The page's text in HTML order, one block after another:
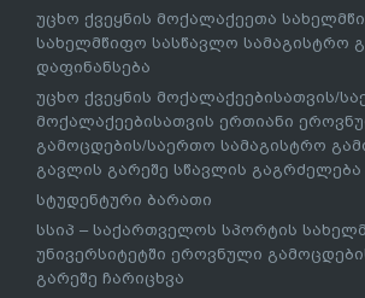
უცხო ქვეყნის მოქალაქეეთა
სახელმწიფო სასწავლო სამაგისტრო
დაფინანსება
უცხო ქვეყნის მოქალაქეებისათვის/
მოქალაქეებისათვის ერთიანი
გამოცდების/საერთო სამაგისტრო
გავლის გარეშე სწავლის გაგრძელება
სტუდენტური ბარათი
სსიპ – საქართველოს სპორტის
უნივერსიტეტში ეროვნული
გარეშე ჩარიცხვა